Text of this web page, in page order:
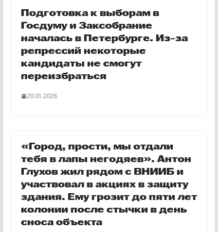
Подготовка к выборам в
Госдуму и Заксобрание
началась в Петербурге. Из-за
репрессий некоторые
кандидаты не смогут
переизбраться
20.01.2026
«Город, прости, мы отдали
тебя в лапы негодяев». Антон
Глухов жил рядом с ВНИИБ и
участвовал в акциях в защиту
здания. Ему грозит до пяти лет
колонии после стычки в день
сноса объекта